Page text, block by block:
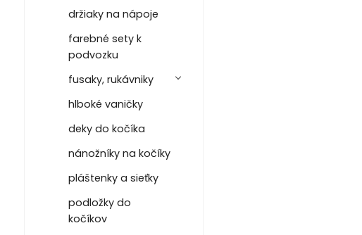
držiaky na nápoje
farebné sety k
podvozku
fusaky, rukávniky
hlboké vaničky
deky do kočíka
nánožníky na kočíky
pláštenky a sieťky
podložky do
kočíkov